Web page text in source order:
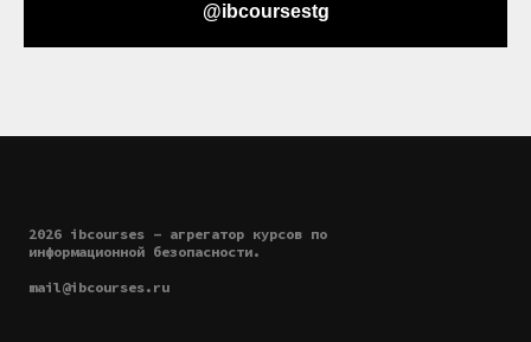
@ibcoursestg
2026 ibcourses - агрегатор курсов по
информационной безопасности.
mail@ibcourses.ru